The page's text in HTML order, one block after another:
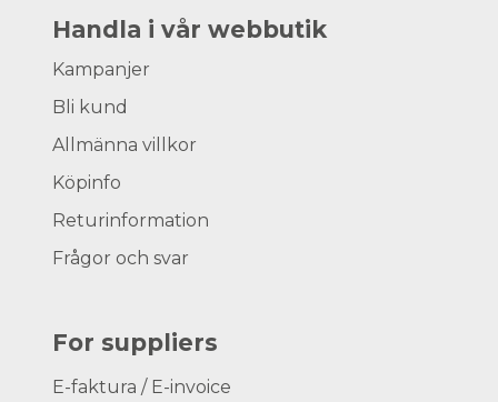
Handla i vår webbutik
Kampanjer
Bli kund
Allmänna villkor
Köpinfo
Returinformation
Frågor och svar
For suppliers
E-faktura / E-invoice